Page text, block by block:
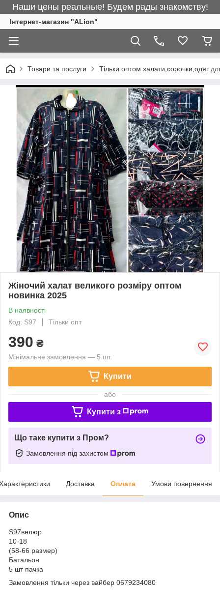
Наши цены реальные! Будем рады знакомству!
Інтернет-магазин "ALіon"
Товари та послуги Тільки оптом халати,сорочки,одяг
Жіночий халат великого розміру оптом
новинка 2025
В наявності
Код: S97
Тільки опт
390 ₴
Мінімальне замовлення — 5 шт.
Купити
або
Купити з
Що таке купити з Пром?
Замовлення під захистом
Доставка Оплата Умови повернення
Опис
S97велюр
10-18
(58-66 размер)
Батальон
5 шт пачка
Замовлення тільки через вайбер 0679234080